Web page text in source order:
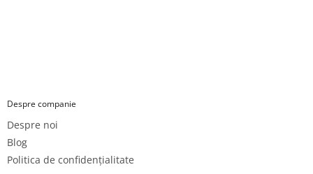
Despre companie
Despre noi
Blog
Politica de confidențialitate